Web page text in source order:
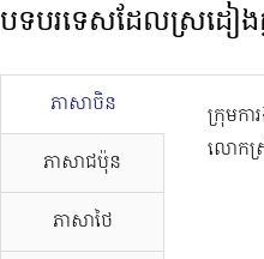
បទបរទេសដែលស្រដៀងគ្
ភាសាចិន
ភាសាជប៉ុន
ភាសាថៃ
ក្រុមក
លោកស្